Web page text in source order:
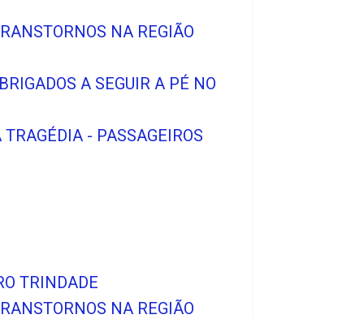
NA REGIÃO
A SEGUIR A PÉ NO
- PASSAGEIROS
TRINDADE
NA REGIÃO